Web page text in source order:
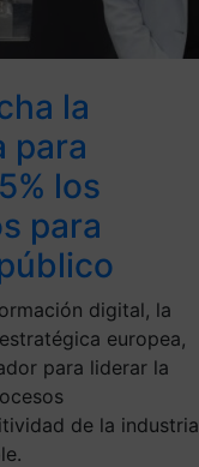
la
para
los
para
digital, la
europea,
para liderar la
de la industria